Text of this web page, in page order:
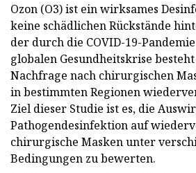
Ozon (O3) ist ein wirksames
keine schädlichen Rückstände
der durch die COVID-19-
globalen Gesundheitskrise
Nachfrage nach chirurgischen
in bestimmten Regionen
Ziel dieser Studie ist es, die
Pathogendesinfektion auf
chirurgische Masken unter
Bedingungen zu bewerten.